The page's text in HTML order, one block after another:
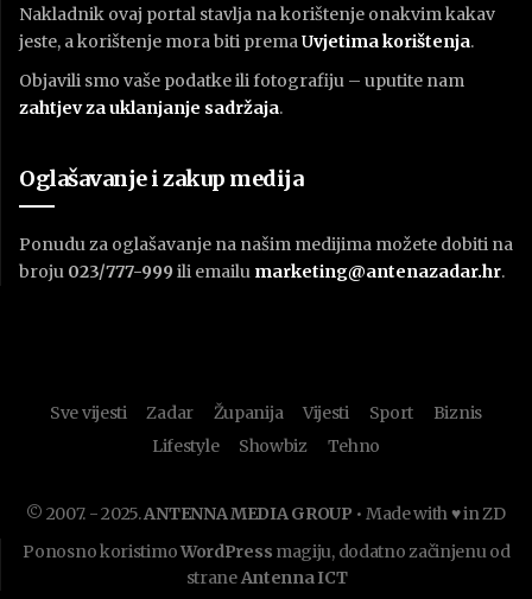
Nakladnik ovaj portal stavlja na korištenje onakvim kakav
jeste, a korištenje mora biti premaUvjetima korištenja.
Objavili smo vaše podatke ili fotografiju – uputite nam
zahtjev za uklanjanje sadržaja.
Oglašavanje i zakup medija
Ponudu za oglašavanje na našim medijima možete dobiti na
broju 023/777-999 ili emailu marketing@antenazadar.hr.
Sve vijesti Zadar Županija Vijesti Sport
Biznis
Lifestyle
Showbiz Tehno
© 2007. - 2025.ANTENNA MEDIA GROUP • Made with ♥ in ZD
Ponosno koristimoWordPress magiju, dodatno začinjenu od
strane Antenna ICT